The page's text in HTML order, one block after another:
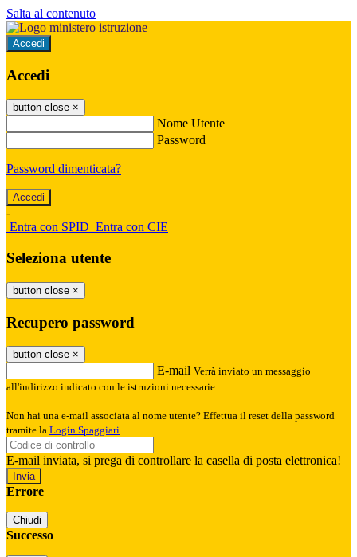
Salta al contenuto
Accedi
Accedi
button close ×
Nome Utente
Password
Password dimenticata?
-
Entra con SPID Entra con CIE
Seleziona utente
button close ×
Recupero password
button close ×
E-mail Verrà inviato un messaggio
all'indirizzo indicato con le istruzioni necessarie.
Non hai una e-mail associata al nome utente? Effettua il reset della password
tramite la Login Spaggiari
E-mail inviata, si prega di controllare la casella di posta elettronica!
Errore
Chiudi
Successo